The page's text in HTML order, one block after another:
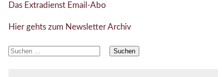
Das Extradienst Email-Abo
Hier gehts zum Newsletter Archiv
Suchen